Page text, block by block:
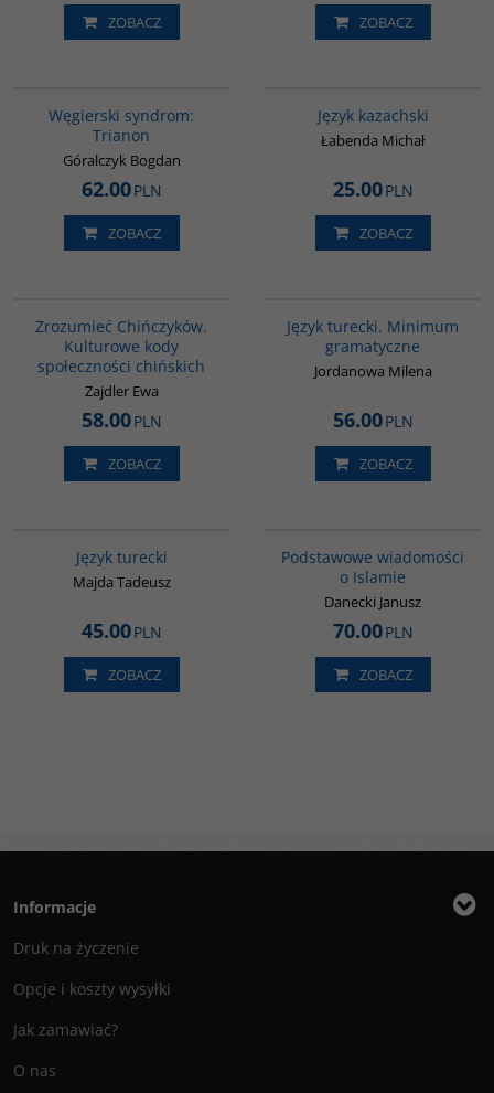
ZOBACZ ZOBACZ
Węgierski syndrom:
Trianon
Góralczyk Bogdan
62.00PLN
ZOBACZ
Język kazachski
Łabenda Michał
25.00PLN
ZOBACZ
Zrozumieć Chińczyków.
Kulturowe kody
społeczności chińskich
Zajdler Ewa
58.00PLN
ZOBACZ
Język turecki. Minimum
gramatyczne
Jordanowa Milena
56.00PLN
ZOBACZ
Język turecki
Majda Tadeusz
45.00PLN
ZOBACZ
Podstawowe wiadomości
o Islamie
Danecki Janusz
70.00PLN
ZOBACZ
Informacje
Druk na życzenie
Opcje i koszty wysyłki
Jak zamawiać?
O nas